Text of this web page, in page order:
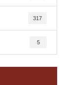
317
5